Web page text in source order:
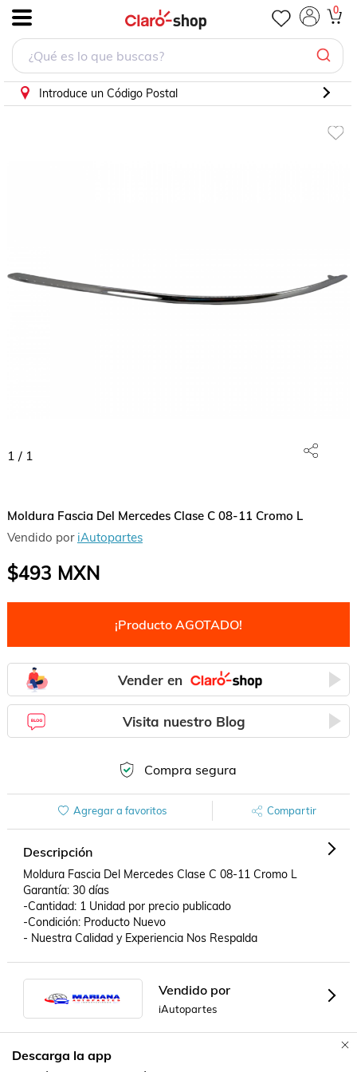
0
Introduce un Código Postal
1 / 1
Moldura Fascia Del Mercedes Clase C 08-11 Cromo L
Vendido por iAutopartes
$493 MXN
¡Producto AGOTADO!
Vender en
Visita nuestro Blog
Compra segura
Agregar a favoritos Compartir
Descripción
Moldura Fascia Del Mercedes Clase C 08-11 Cromo L
Garantía: 30 días
-Cantidad: 1 Unidad por precio publicado
-Condición: Producto Nuevo
- Nuestra Calidad y Experiencia Nos Respalda
Vendido por
iAutopartes
Formas de Pago
Descarga la app